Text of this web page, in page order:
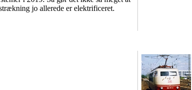
jo allerede er elektrificeret.